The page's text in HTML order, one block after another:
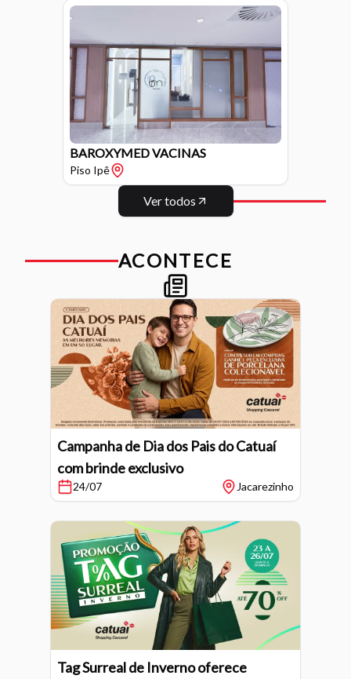
BAROXYMED VACINAS
Piso Ipê
Ver todos
ACONTECE
Campanha de Dia dos Pais do Catuaí
com brinde exclusivo
24/07 Jacarezinho
Tag Surreal de Inverno oferece